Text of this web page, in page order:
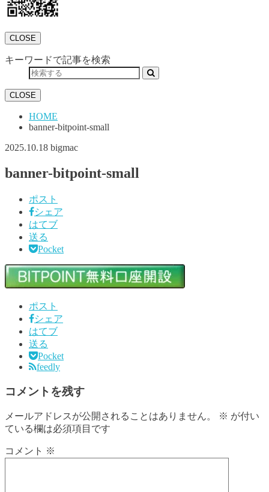
CLOSE
キーワードで記事を検索
CLOSE
HOME
banner-bitpoint-small
2025.10.18 bigmac
banner-bitpoint-small
ポスト
シェア
はてブ
送る
Pocket
ポスト
シェア
はてブ
送る
Pocket
feedly
コメントを残す
メールアドレスが公開されることはありません。 ※ が付い
ている欄は必須項目です
コメント ※